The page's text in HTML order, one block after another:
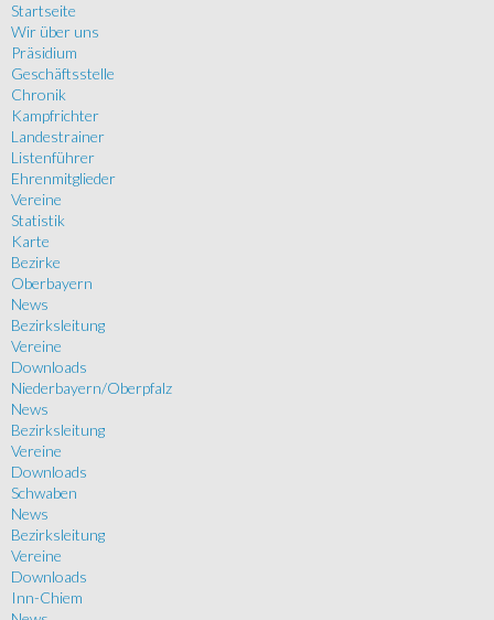
Startseite
Wir über uns
Präsidium
Geschäftsstelle
Chronik
Kampfrichter
Landestrainer
Listenführer
Ehrenmitglieder
Vereine
Statistik
Karte
Bezirke
Oberbayern
News
Bezirksleitung
Vereine
Downloads
Niederbayern/Oberpfalz
News
Bezirksleitung
Vereine
Downloads
Schwaben
News
Bezirksleitung
Vereine
Downloads
Inn-Chiem